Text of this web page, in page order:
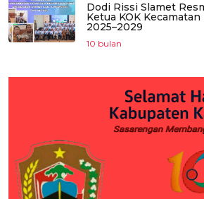
Dodi Rissi Slamet
Ketua KOK
2025–2029
10 bulan